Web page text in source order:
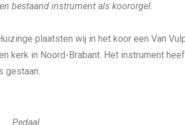
bestaand instrument als koororgel.
plaatsten wij in het koor een Van
kerk in Noord-Brabant. Het instrument
gestaan.